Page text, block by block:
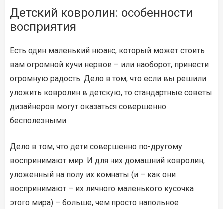
Детский ковролин: особенности
восприятия
Есть один маленький нюанс, который может стоить
вам огромной кучи нервов – или наоборот, принести
огромную радость. Дело в том, что если вы решили
уложить ковролин в детскую, то стандартные советы
дизайнеров могут оказаться совершенно
бесполезными.
Дело в том, что дети совершенно по-другому
воспринимают мир. И для них домашний ковролин,
уложенный на полу их комнаты (и – как они
воспринимают – их личного маленького кусочка
этого мира) – больше, чем просто напольное